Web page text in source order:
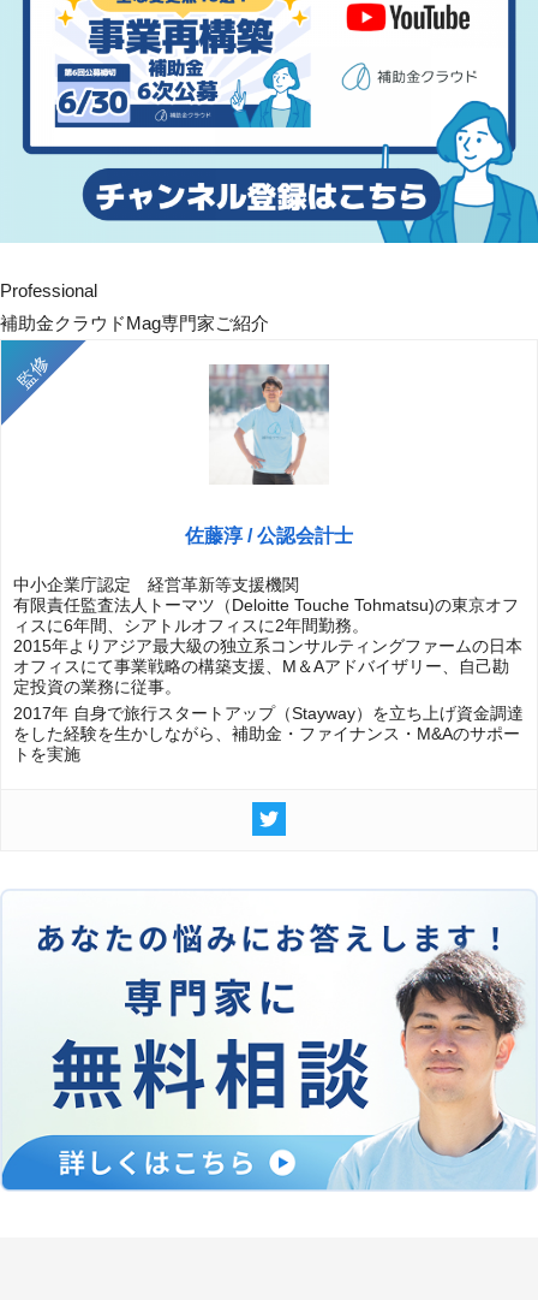
Professional
補助金クラウドMag専門家ご紹介
佐藤淳 / 公認会計士
中小企業庁認定 経営革新等支援機関
有限責任監査法人トーマツ（Deloitte Touche Tohmatsu)の東京オフ
ィスに6年間、シアトルオフィスに2年間勤務。
2015年よりアジア最大級の独立系コンサルティングファームの日本
オフィスにて事業戦略の構築支援、M＆Aアドバイザリー、自己勘
定投資の業務に従事。
2017年 自身で旅行スタートアップ（Stayway）を立ち上げ資金調達
をした経験を生かしながら、補助金・ファイナンス・M&Aのサポー
トを実施